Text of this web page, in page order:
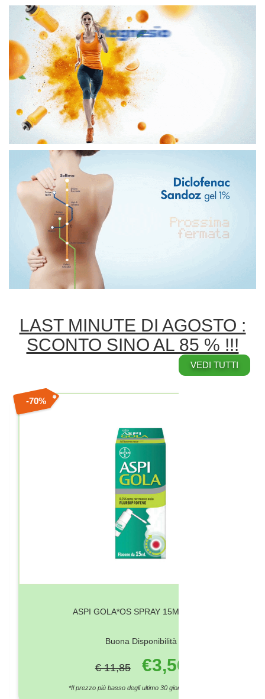
LAST MINUTE DI AGOSTO :
SCONTO SINO AL 85 % !!!
VEDI TUTTI
ASPI GOLA*OS SPRAY 15ML 0,25%
Buona Disponibilità
70%
€ 11,85 €3,56
*Il prezzo più basso degli ultimo 30 giorni è € 10,16